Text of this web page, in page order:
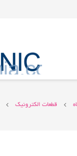
قطعات الکترونیک